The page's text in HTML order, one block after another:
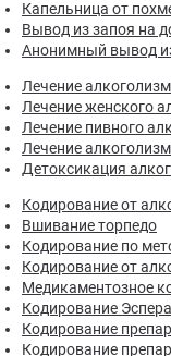
Капельница от
Вывод из запоя на
Анонимный вывод
Лечение
Лечение женского
Лечение пивного
Лечение
Детоксикация
Кодирование от
Вшивание торпедо
Кодирование по
Кодирование от
Медикаментозное
Кодирование
Кодирование
Кодирование